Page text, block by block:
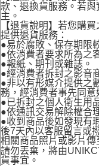
款、退換貨服務。若
主。
【退貨說明】若您購
提供退貨服務：
●易於腐敗、保存期限
●依消費者要求所為之
●報紙、期刊或雜誌。
●經消費者拆封之影音
●非以有形媒介提供之
務，經消費者事先同意
●已拆封之個人衛生用
●依通訊交易解除權合
●收到商品後如發現有
後7天內以客服留言或
相關商品照片或影片傳
請勿丟棄，將由
貨事宜。